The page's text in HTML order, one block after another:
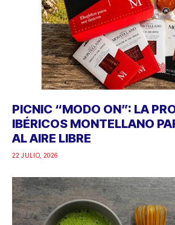
PICNIC “MODO ON”: LA
IBÉRICOS MONTELLANO
AL AIRE LIBRE
22 JULIO, 2026